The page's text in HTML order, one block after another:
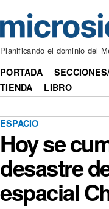
Planificando el dominio del
PORTADA
TIENDA
LIBRO
ESPACIO
Hoy se
desastre
espacial